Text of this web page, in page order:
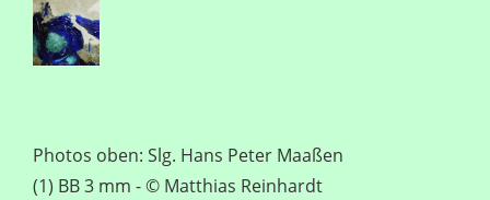
Photos oben: Slg. Hans Peter Maaßen
(1) BB 3 mm - © Matthias Reinhardt